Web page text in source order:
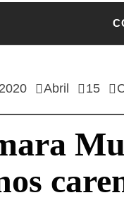
2020 Abril 15